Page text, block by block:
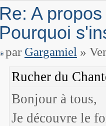
Re: A
Pourquoi
par Gargamiel »
Rucher du
Bonjour à tous,
Je découvre le